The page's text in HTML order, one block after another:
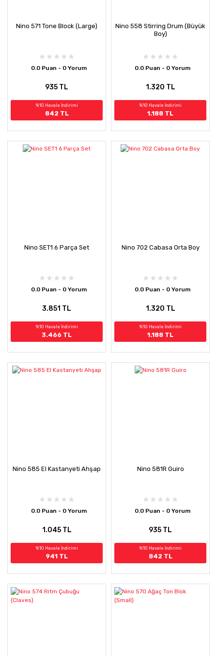
Nino 571 Tone Block (Large)
0.0 Puan - 0 Yorum
935 TL
%10 Havale İndirimi
842 TL
Nino 558 Stirring Drum (Büyük
Boy)
0.0 Puan - 0 Yorum
1.320 TL
%10 Havale İndirimi
1.188 TL
Nino SET1 6 Parça Set
0.0 Puan - 0 Yorum
3.851 TL
%10 Havale İndirimi
3.466 TL
Nino 702 Cabasa Orta Boy
0.0 Puan - 0 Yorum
1.320 TL
%10 Havale İndirimi
1.188 TL
Nino 585 El Kastanyeti Ahşap
0.0 Puan - 0 Yorum
1.045 TL
%10 Havale İndirimi
941 TL
Nino 581R Guiro
0.0 Puan - 0 Yorum
935 TL
%10 Havale İndirimi
842 TL